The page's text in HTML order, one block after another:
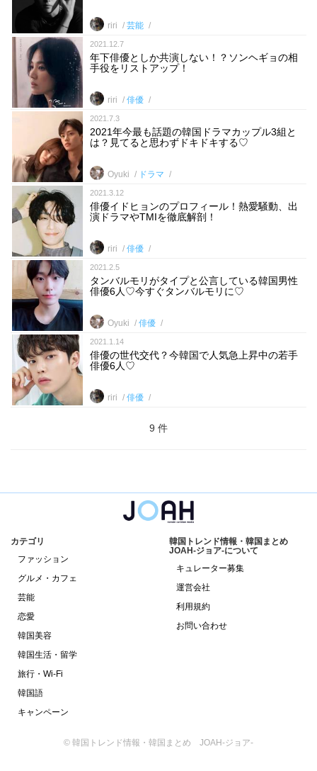
riri 芸能
2021.12.7
年下俳優としか共演しない！？ソンヘギョの相
手役をリストアップ！
riri 俳優
2021.7.3
2021年今最も話題の韓国ドラマカップル3組と
は？見てると思わずドキドキする♡
Oyuki ドラマ
2021.3.12
俳優イドヒョンのプロフィール！熱愛騒動、出
演ドラマやTMIを徹底解剖！
riri 俳優
2021.2.5
タンバルモリがタイプと公言している韓国男性
俳優6人♡今すぐタンバルモリに♡
Oyuki 俳優
2021.1.14
俳優の世代交代？今韓国で人気急上昇中の若手
俳優6人♡
riri 俳優
9 件
カテゴリ
ファッション
グルメ・カフェ
芸能
恋愛
韓国美容
韓国生活・留学
旅行・Wi-Fi
韓国語
キャンペーン
韓国トレンド情報・韓国まとめ
JOAH-ジョア-について
キュレーター募集
運営会社
利用規約
お問い合わせ
© 韓国トレンド情報・韓国まとめ JOAH-ジョア-